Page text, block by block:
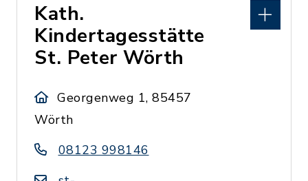
Kath.
Kindertagesstätte
St. Peter Wörth
Georgenweg 1, 85457
Wörth
08123 998146